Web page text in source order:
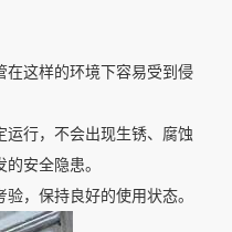
在这样的环境下容易受到侵
行，不会出现生锈、腐蚀
安全隐患。
，保持良好的使用状态。